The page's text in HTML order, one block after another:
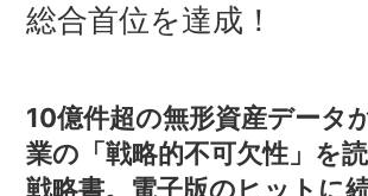
総合首位を達成！
10億件超の無形資産データ
業の「戦略的不可欠性」を
戦略書。電子版のヒットに